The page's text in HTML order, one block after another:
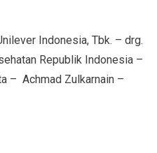
Indonesia, Tbk. – drg.
Republik Indonesia –
– Achmad Zulkarnain –